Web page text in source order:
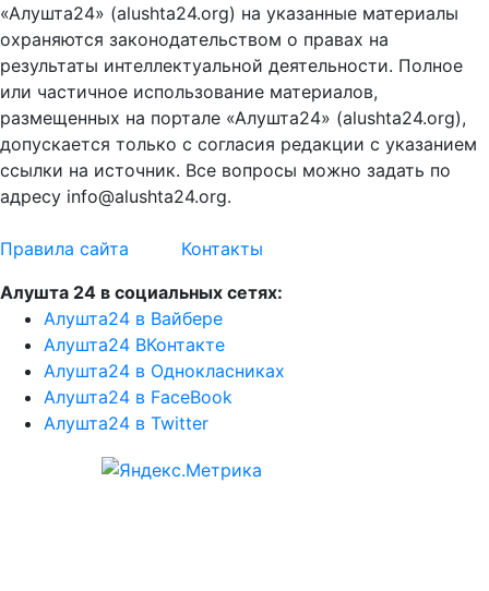
«Алушта24» (alushta24.org) на указанные материалы
охраняются законодательством о правах на
результаты интеллектуальной деятельности. Полное
или частичное использование материалов,
размещенных на портале «Алушта24» (alushta24.org),
допускается только с согласия редакции с указанием
ссылки на источник. Все вопросы можно задать по
адресу info@alushta24.org.
Правила сайта
Контакты
Алушта 24 в социальных сетях:
Алушта24 в Вайбере
Алушта24 ВКонтакте
Алушта24 в Однокласниках
Алушта24 в FaceBook
Алушта24 в Twitter